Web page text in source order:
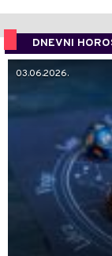
DNEVNI
03.06.2026.